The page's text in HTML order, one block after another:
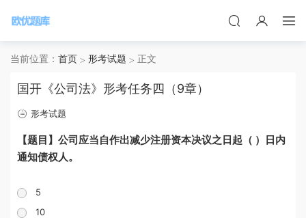
当前位置： 首页 形考试题 正文
国开《公司法》形考任务四（9章）
形考试题
【题目】公司应当自作出减少注册资本决议之日起（ ）日内
通知债权人。
5
10